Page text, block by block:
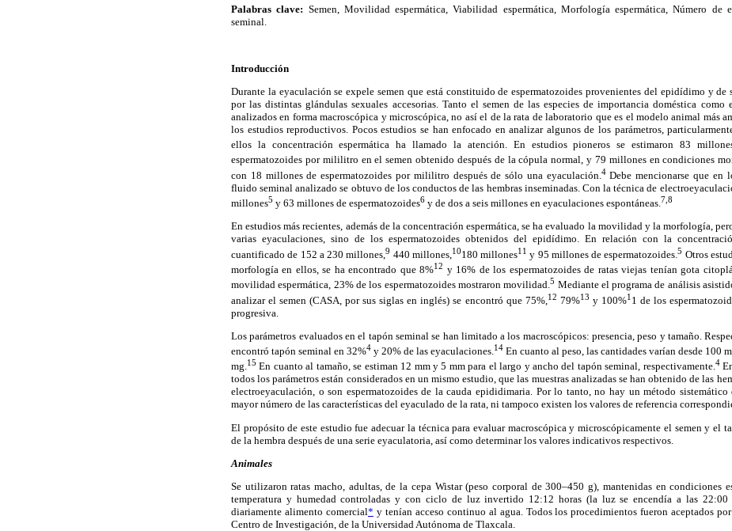
Palabras clave: Semen, Movilidad espermática, Viabilidad espermática, Morfología espermática, Número de
seminal.
Introducción
Durante la eyaculación se expele semen que está constituido de espermatozoides provenientes del epidídimo y de
por las distintas glándulas sexuales accesorias. Tanto el semen de las especies de importancia doméstica
analizados en forma macroscópica y microscópica, no así el de la rata de laboratorio que es el modelo animal más
los estudios reproductivos. Pocos estudios se han enfocado en analizar algunos de los parámetros,
ellos la concentración espermática ha llamado la atención. En estudios pioneros se estimaron 83
espermatozoides por mililitro en el semen obtenido después de la cópula normal, y 79 millones en condiciones
con 18 millones de espermatozoides por mililitro después de sólo una eyaculación. 4Debe mencionarse que en
fluido seminal analizado se obtuvo de los conductos de las hembras inseminadas. Con la técnica de
millones5 y 63 millones de espermatozoides6 y de dos a seis millones en eyaculaciones espontáneas.7,8
En estudios más recientes, además de la concentración espermática, se ha evaluado la movilidad y la morfología,
varias eyaculaciones, sino de los espermatozoides obtenidos del epidídimo. En relación con la
cuantificado de 152 a 230 millones,9 440 millones, 10180 millones11 y 95 millones de espermatozoides.5 Otros
morfología en ellos, se ha encontrado que 8%12 y 16% de los espermatozoides de ratas viejas tenían gota
movilidad espermática, 23% de los espermatozoides mostraron movilidad.5 Mediante el programa de análisis
analizar el semen (CASA, por sus siglas en inglés) se encontró que 75%, 12 79%13 y 100%1 1 de los
progresiva.
Los parámetros evaluados en el tapón seminal se han limitado a los macroscópicos: presencia, peso y tamaño.
encontró tapón seminal en 32%4 y 20% de las eyaculaciones.14 En cuanto al peso, las cantidades varían desde 100
mg.15 En cuanto al tamaño, se estiman 12 mm y 5 mm para el largo y ancho del tapón seminal, respectivamente.4
todos los parámetros están considerados en un mismo estudio, que las muestras analizadas se han obtenido de las
electroeyaculación, o son espermatozoides de la cauda epididimaria. Por lo tanto, no hay un método
mayor número de las características del eyaculado de la rata, ni tampoco existen los valores de referencia
El propósito de este estudio fue adecuar la técnica para evaluar macroscópica y microscópicamente el semen y el
de la hembra después de una serie eyaculatoria, así como determinar los valores indicativos respectivos.
Animales
Se utilizaron ratas macho, adultas, de la cepa Wistar (peso corporal de 300–450 g), mantenidas en condiciones
temperatura y humedad controladas y con ciclo de luz invertido 12:12 horas (la luz se encendía a las 22:00
diariamente alimento comercial* y tenían acceso continuo al agua. Todos los procedimientos fueron aceptados
Centro de Investigación, de la Universidad Autónoma de Tlaxcala.